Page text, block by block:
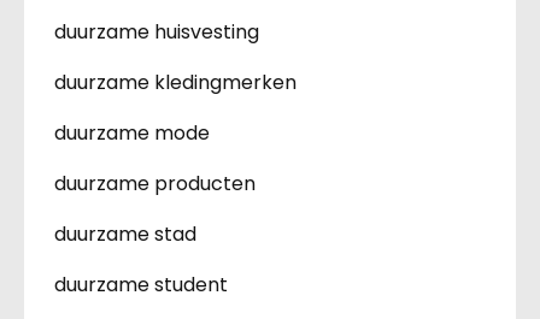
duurzame huisvesting
duurzame kledingmerken
duurzame mode
duurzame producten
duurzame stad
duurzame student